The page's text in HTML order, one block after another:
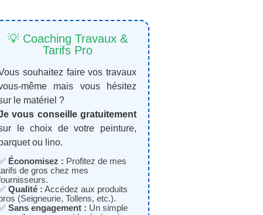
💡 Coaching Travaux &
Tarifs Pro
souhaitez faire vos travaux
même mais vous hésitez
le matériel ?
vous conseille gratuitement
le choix de votre peinture,
ou lino.
Économisez : Profitez de mes
de gros chez mes
Qualité : Accédez aux produits
(Seigneurie, Tollens, etc.).
Sans engagement : Un simple